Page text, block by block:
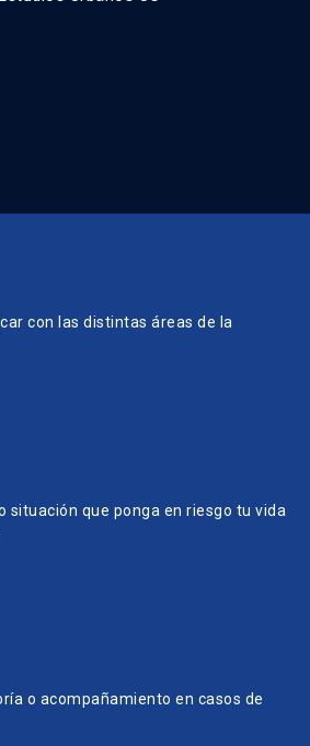
con las distintas áreas de la
situación que ponga en riesgo tu vida
o acompañamiento en casos de